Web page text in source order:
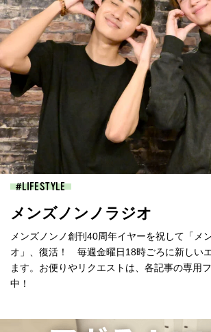
LIFESTYLE
メンズノンノラジオ
メンズノンノ創刊40周年イヤーを祝して「メ
オ」、復活！ 毎週金曜日18時ごろに新しい
ます。お便りやリクエストは、各記事の専用
中！